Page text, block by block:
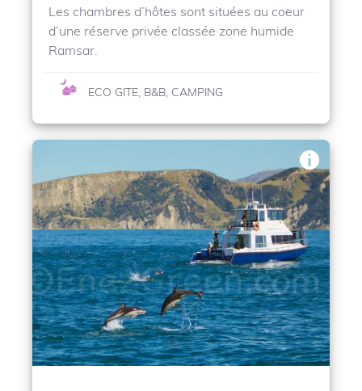
Les chambres d’hôtes sont situées au coeur
d’une réserve privée classée zone humide
Ramsar.
ECO GITE, B&B, CAMPING